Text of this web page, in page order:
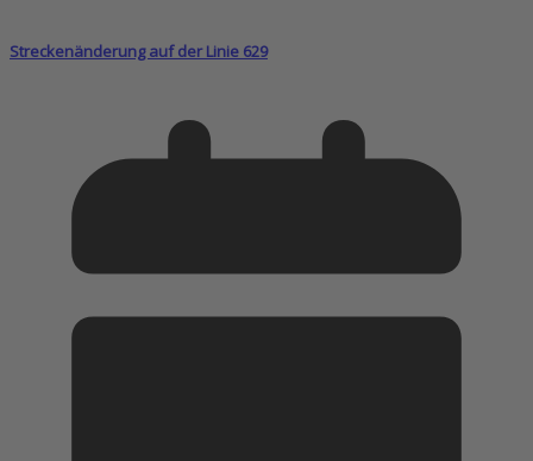
Streckenänderung auf der Linie 629